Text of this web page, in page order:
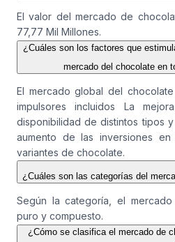
El valor del mercado de
77,77 Mil Millones.
¿Cuáles son los factores que
mercado del chocolate en
El mercado global del
impulsores incluidos La
disponibilidad de distintos tipos
aumento de las inversiones
variantes de chocolate.
¿Cuáles son las categorías del
Según la categoría, el
puro y compuesto.
¿Cómo se clasifica el mercado de